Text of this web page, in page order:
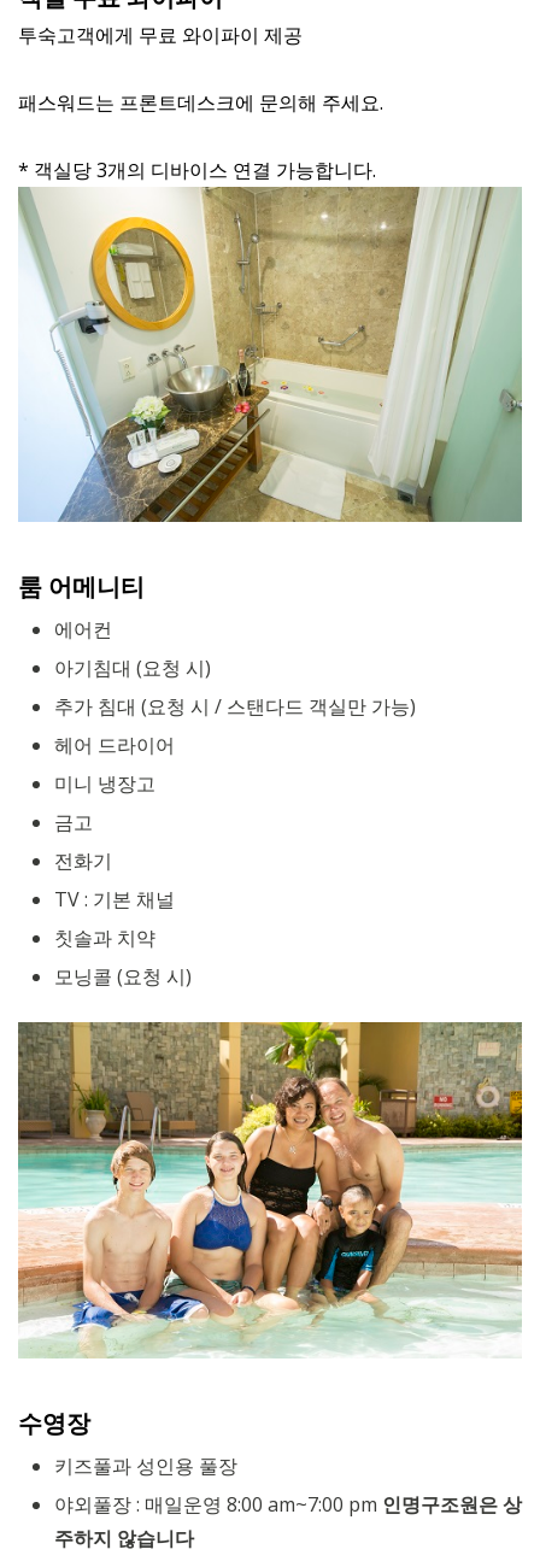
투숙고객에게 무료 와이파이 제공
패스워드는 프론트데스크에 문의해 주세요.
* 객실당 3개의 디바이스 연결 가능합니다.
룸 어메니티
에어컨
아기침대 (요청 시)
추가 침대 (요청 시 / 스탠다드 객실만 가능)
헤어 드라이어
미니 냉장고
금고
전화기
TV : 기본 채널
칫솔과 치약
모닝콜 (요청 시)
수영장
키즈풀과 성인용 풀장
야외풀장 : 매일운영 8:00 am~7:00 pm 인명구조원은 상
주하지 않습니다